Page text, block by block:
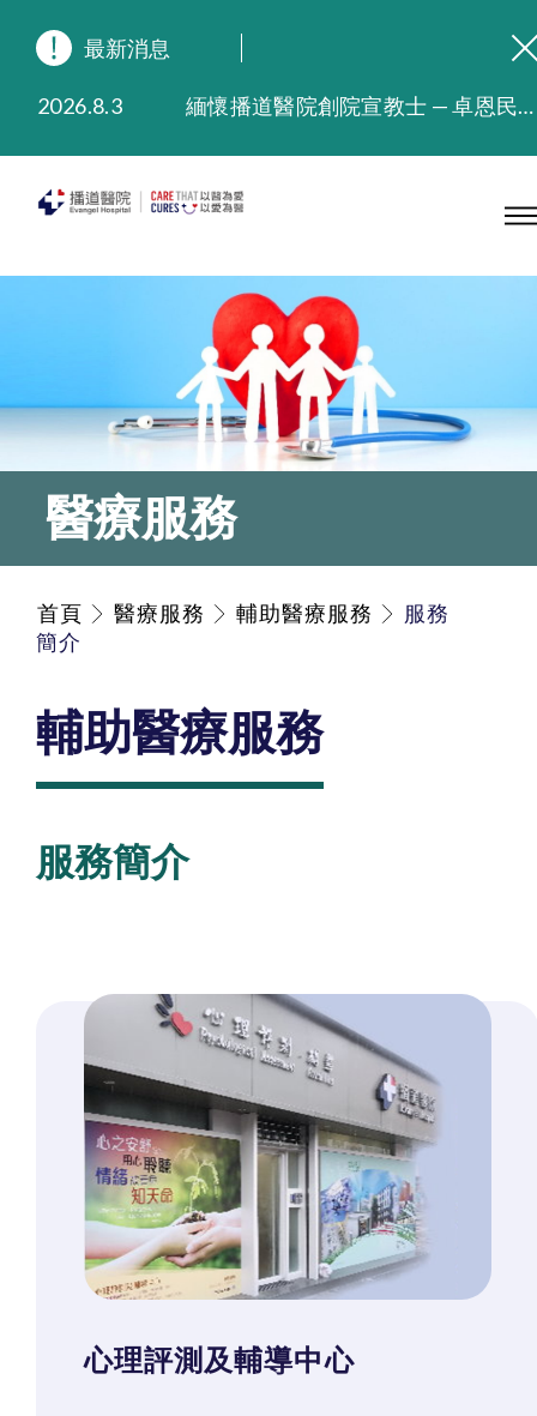
最新消息
2026.8.3
2026.3.20
晚間門診服務延長至晚上11時
2025.8.4
播道醫院體檢服務獲客戶正面評價
醫療服務
首頁 醫療服務 輔助醫療服務
服務
簡介
輔助醫療服務
服務簡介
心理評測及輔導中心